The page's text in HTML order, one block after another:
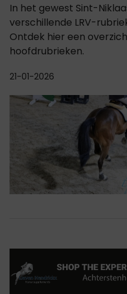
In het gewest Sint-
verschillende LRV-
Ontdek hier een
hoofdrubrieken.
21-01-2026